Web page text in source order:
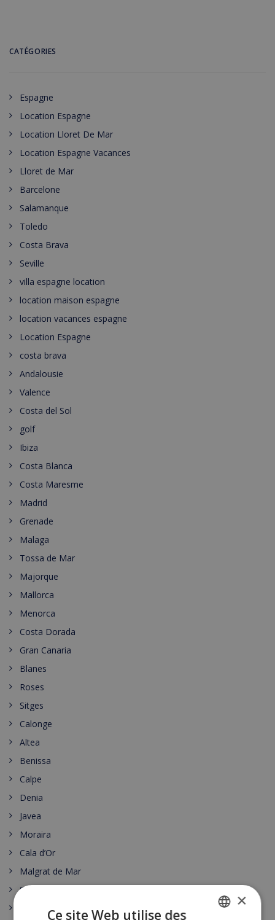
CATÉGORIES
Espagne
Location Espagne
Location Lloret De Mar
Location Espagne Vacances
Lloret de Mar
Barcelone
Salamanque
Toledo
Costa Brava
Seville
villa espagne location
location maison espagne
location vacances espagne
Location Espagne
costa brava
Andalousie
Valence
Costa del Sol
golf
Ibiza
Costa Blanca
Costa Maresme
Madrid
Grenade
Malaga
Tossa de Mar
Majorque
Mallorca
Menorca
Costa Dorada
Gran Canaria
Blanes
Roses
Sitges
Calonge
Altea
Benissa
Calpe
Denia
Javea
Moraira
Cala d’Or
Malgrat de Mar
Santa Susanna
×
Ce site Web utilise des